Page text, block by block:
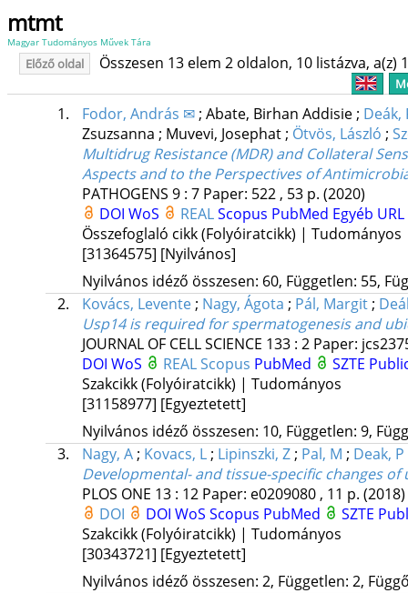
mtmt
Magyar Tudományos Művek Tára
Előző oldal Összesen 13 elem 2 oldalon, 10 listázva, a(z)
1. Fodor, András ✉; Abate, Birhan Addisie; Deák,
Zsuzsanna ; Muvevi, Josephat; Ötvös, László ;
Multidrug Resistance (MDR) and Collateral
Aspects and to the Perspectives of
PATHOGENS 9: 7 Paper: 522 , 53 p. (2020)
DOI WoS REALScopus PubMed Egyéb URL
Összefoglaló cikk (Folyóiratcikk) | Tudományos
[31364575] [Nyilvános]
Nyilvános idéző összesen: 60, Független: 55,
2.
Kovács, Levente; Nagy, Ágota ; Pál, Margit;
Usp14 is required for spermatogenesis and
JOURNAL OF CELL SCIENCE 133: 2 Paper:
DOI WoS REALScopus PubMed
SZTE
Szakcikk (Folyóiratcikk) | Tudományos
[31158977] [Egyeztetett]
Nyilvános idéző összesen: 10, Független: 9,
3.
Nagy, A; Kovacs, L; Lipinszki, Z; Pal, M ; Deak,
Developmental- and tissue-specific changes
PLOS ONE 13: 12 Paper: e0209080 , 11 p. (2018)
DOI
DOI WoS Scopus PubMed
SZTE
Szakcikk (Folyóiratcikk) | Tudományos
[30343721] [Egyeztetett]
Nyilvános idéző összesen: 2, Független: 2,